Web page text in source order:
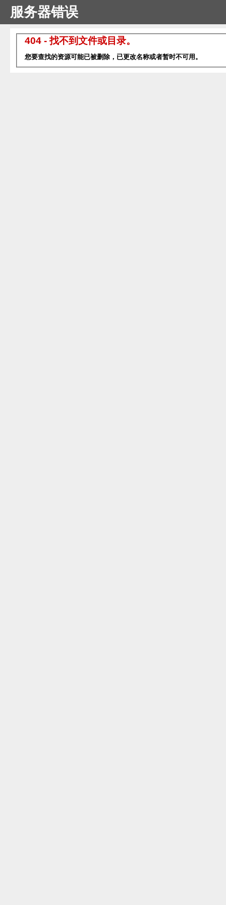
服务器错误
404 - 找不到文件或目录。
您要查找的资源可能已被删除，已更改名称或者暂时不可用。